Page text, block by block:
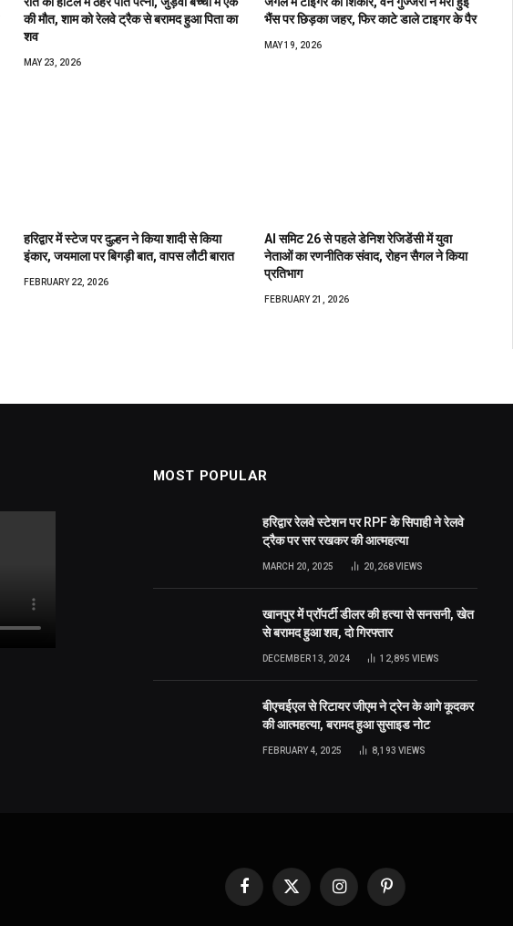
की मौत, शाम को रेलवे ट्रैक से बरामद हुआ पिता का
शव
MAY 23, 2026
भैंस पर छिड़का जहर, फिर काटे डाले टाइगर के पैर
MAY 19, 2026
हरिद्वार में स्टेज पर दुल्हन ने किया शादी से किया
इंकार, जयमाला पर बिगड़ी बात, वापस लौटी बारात
FEBRUARY 22, 2026
AI समिट 26 से पहले डेनिश रेजिडेंसी में युवा
नेताओं का रणनीतिक संवाद, रोहन सैगल ने किया
प्रतिभाग
FEBRUARY 21, 2026
MOST POPULAR
हरिद्वार रेलवे स्टेशन पर RPF के सिपाही ने रेलवे
ट्रैक पर सर रखकर की आत्महत्या
MARCH 20, 2025 20,268VIEWS
खानपुर में प्रॉपर्टी डीलर की हत्या से सनसनी, खेत
से बरामद हुआ शव, दो गिरफ्तार
DECEMBER 13, 2024 12,895 VIEWS
बीएचईएल से रिटायर जीएम ने ट्रेन के आगे कूदकर
की आत्महत्या, बरामद हुआ सुसाइड नोट
FEBRUARY 4, 2025 8,193 VIEWS
Facebook
X
InstagramPinterest